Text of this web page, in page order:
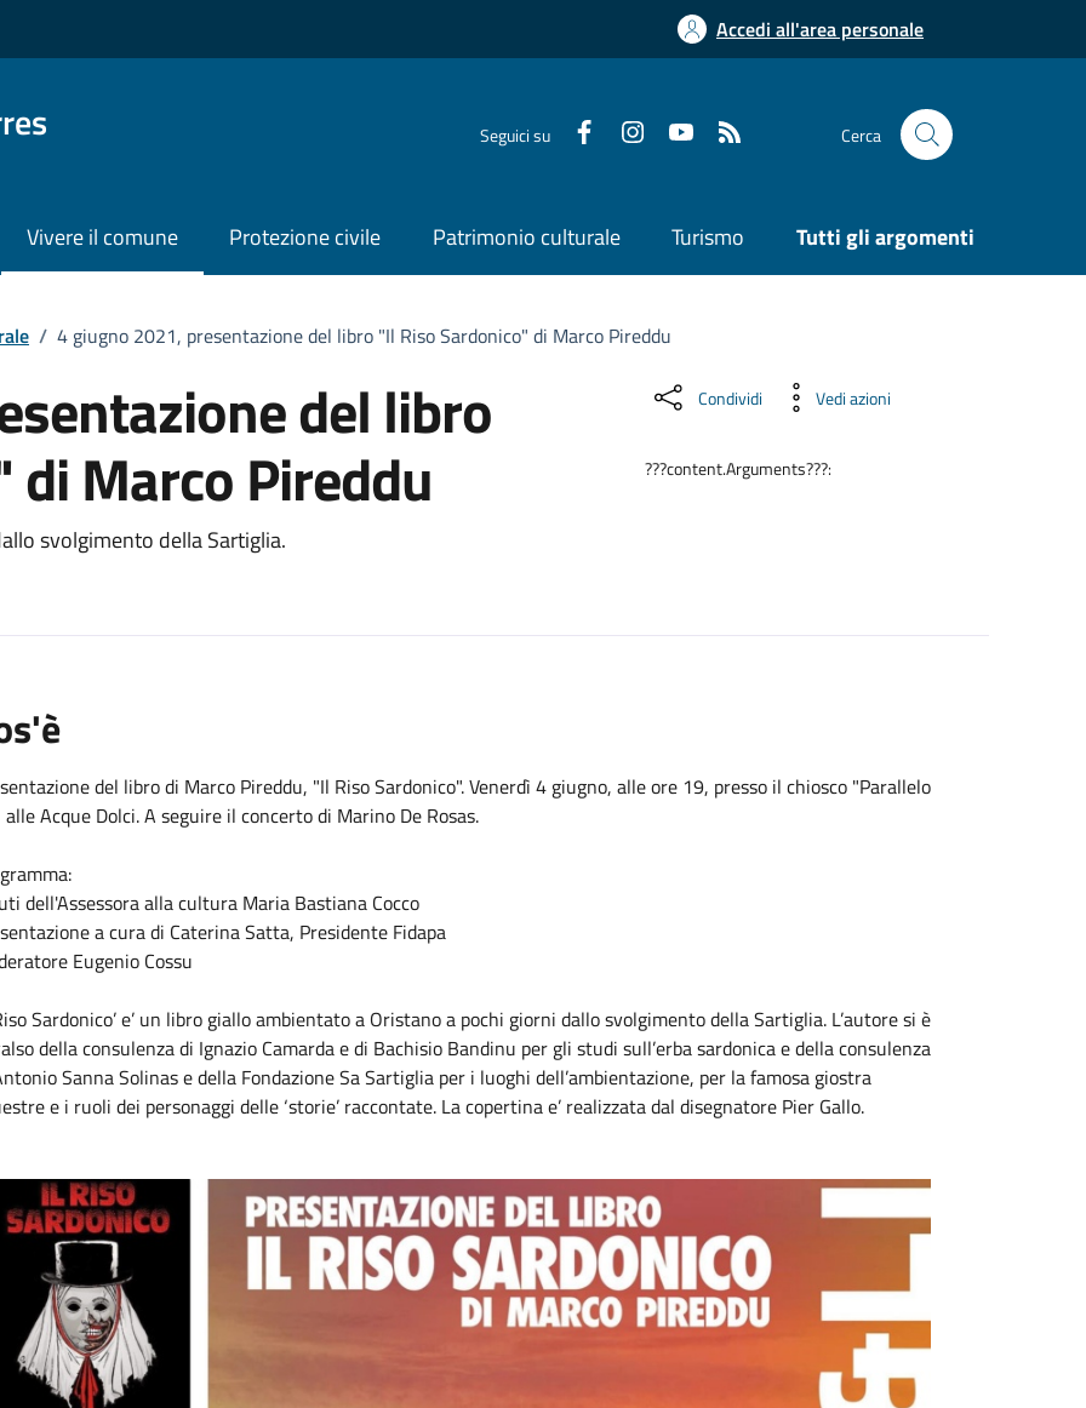
Accedi all'area personale
Seguici su Cerca
Vivere il comune Protezione civile Patrimonio culturale Turismo Tutti gli argomenti
/ 4 giugno 2021, presentazione del libro "Il Riso Sardonico" di Marco Pireddu
del libro
Marco Pireddu
svolgimento della Sartiglia.
Condividi Vedi azioni
???content.Arguments???:
del libro di Marco Pireddu, "Il Riso Sardonico". Venerdì 4 giugno, alle ore 19, presso il chiosco "Parallelo
Acque Dolci. A seguire il concerto di Marino De Rosas.
dell'Assessora alla cultura Maria Bastiana Cocco
a cura di Caterina Satta, Presidente Fidapa
Eugenio Cossu
Sardonico’ e’ un libro giallo ambientato a Oristano a pochi giorni dallo svolgimento della Sartiglia. L’autore si è
della consulenza di Ignazio Camarda e di Bachisio Bandinu per gli studi sull’erba sardonica e della consulenza
Sanna Solinas e della Fondazione Sa Sartiglia per i luoghi dell’ambientazione, per la famosa giostra
e i ruoli dei personaggi delle ‘storie’ raccontate. La copertina e’ realizzata dal disegnatore Pier Gallo.